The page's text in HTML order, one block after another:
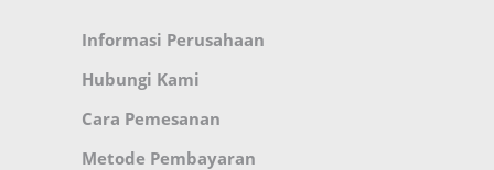
Informasi Perusahaan
Hubungi Kami
Cara Pemesanan
Metode Pembayaran